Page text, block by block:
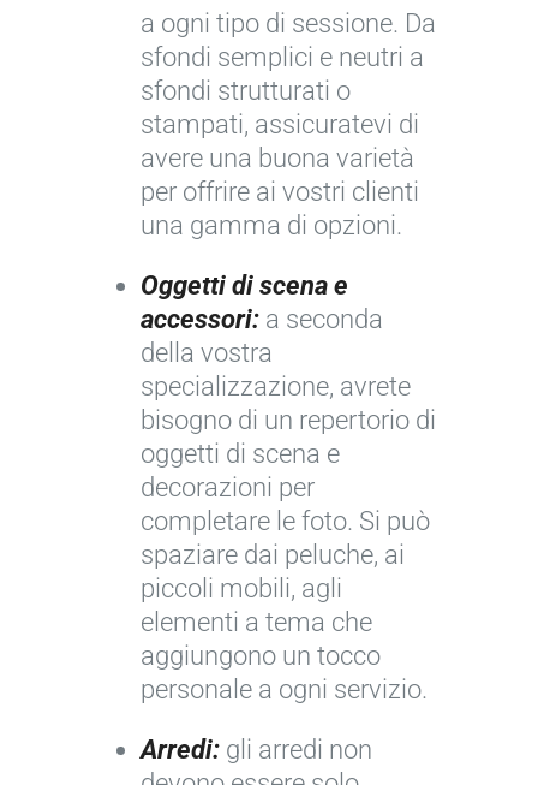
a ogni tipo di sessione. Da
sfondi semplici e neutri a
sfondi strutturati o
stampati, assicuratevi di
avere una buona varietà
per offrire ai vostri clienti
una gamma di opzioni.
Oggetti di scena e
accessori: a seconda
della vostra
specializzazione, avrete
bisogno di un repertorio di
oggetti di scena e
decorazioni per
completare le foto. Si può
spaziare dai peluche, ai
piccoli mobili, agli
elementi a tema che
aggiungono un tocco
personale a ogni servizio.
Arredi: gli arredi non